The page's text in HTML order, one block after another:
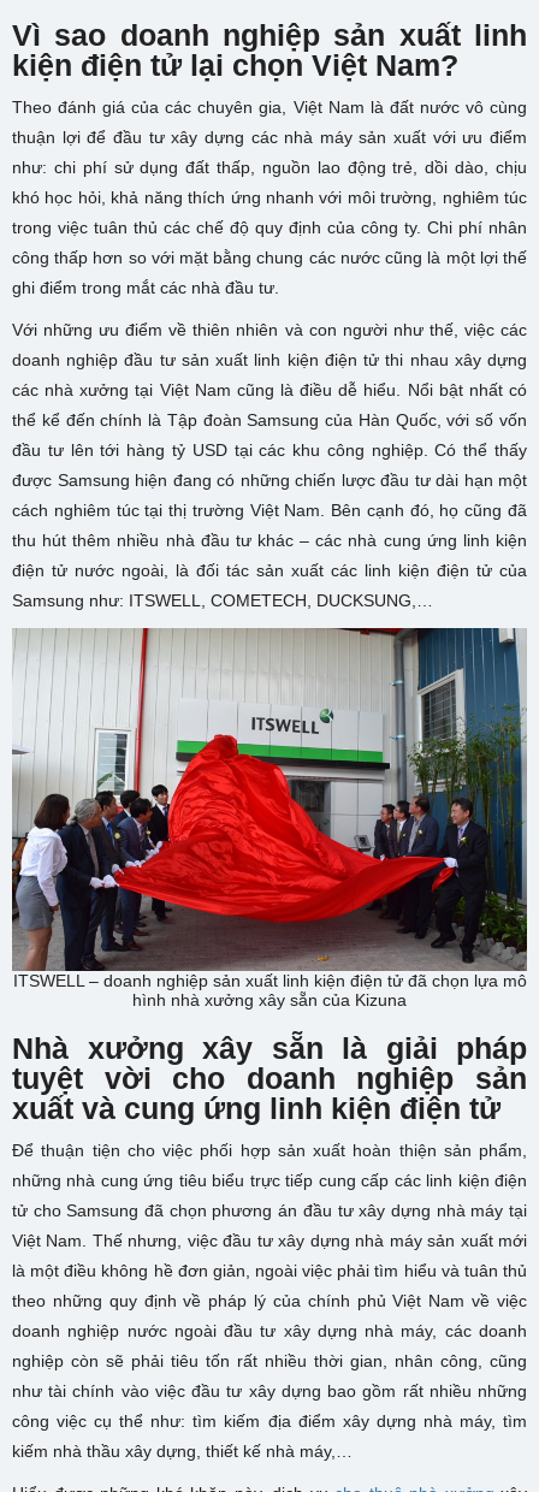
Vì sao doanh nghiệp sản xuất linh
kiện điện tử lại chọn Việt Nam?
Theo đánh giá của các chuyên gia, Việt Nam là đất nước vô cùng
thuận lợi để đầu tư xây dựng các nhà máy sản xuất với ưu điểm
như: chi phí sử dụng đất thấp, nguồn lao động trẻ, dồi dào, chịu
khó học hỏi, khả năng thích ứng nhanh với môi trường, nghiêm túc
trong việc tuân thủ các chế độ quy định của công ty. Chi phí nhân
công thấp hơn so với mặt bằng chung các nước cũng là một lợi thế
ghi điểm trong mắt các nhà đầu tư.
Với những ưu điểm về thiên nhiên và con người như thế, việc các
doanh nghiệp đầu tư sản xuất linh kiện điện tử thi nhau xây dựng
các nhà xưởng tại Việt Nam cũng là điều dễ hiểu. Nổi bật nhất có
thể kể đến chính là Tập đoàn Samsung của Hàn Quốc, với số vốn
đầu tư lên tới hàng tỷ USD tại các khu công nghiệp. Có thể thấy
được Samsung hiện đang có những chiến lược đầu tư dài hạn một
cách nghiêm túc tại thị trường Việt Nam. Bên cạnh đó, họ cũng đã
thu hút thêm nhiều nhà đầu tư khác – các nhà cung ứng linh kiện
điện tử nước ngoài, là đối tác sản xuất các linh kiện điện tử của
Samsung như: ITSWELL, COMETECH, DUCKSUNG,…
ITSWELL – doanh nghiệp sản xuất linh kiện điện tử đã chọn lựa mô
hình nhà xưởng xây sẵn của Kizuna
Nhà xưởng xây sẵn là giải pháp
tuyệt vời cho doanh nghiệp sản
xuất và cung ứng linh kiện điện tử
Để thuận tiện cho việc phối hợp sản xuất hoàn thiện sản phẩm,
những nhà cung ứng tiêu biểu trực tiếp cung cấp các linh kiện điện
tử cho Samsung đã chọn phương án đầu tư xây dựng nhà máy tại
Việt Nam. Thế nhưng, việc đầu tư xây dựng nhà máy sản xuất mới
là một điều không hề đơn giản, ngoài việc phải tìm hiểu và tuân thủ
theo những quy định về pháp lý của chính phủ Việt Nam về việc
doanh nghiệp nước ngoài đầu tư xây dựng nhà máy, các doanh
nghiệp còn sẽ phải tiêu tốn rất nhiều thời gian, nhân công, cũng
như tài chính vào việc đầu tư xây dựng bao gồm rất nhiều những
công việc cụ thể như: tìm kiếm địa điểm xây dựng nhà máy, tìm
kiếm nhà thầu xây dựng, thiết kế nhà máy,…